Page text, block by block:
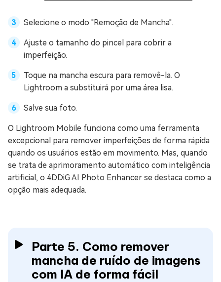
Selecione o modo "Remoção de Mancha".
Ajuste o tamanho do pincel para cobrir a
imperfeição.
Toque na mancha escura para removê-la. O
Lightroom a substituirá por uma área lisa.
Salve sua foto.
O Lightroom Mobile funciona como uma ferramenta
excepcional para remover imperfeições de forma rápida
quando os usuários estão em movimento. Mas, quando
se trata de aprimoramento automático com inteligência
artificial, o 4DDiG AI Photo Enhancer se destaca como a
opção mais adequada.
Parte 5. Como remover
mancha de ruído de imagens
com IA de forma fácil